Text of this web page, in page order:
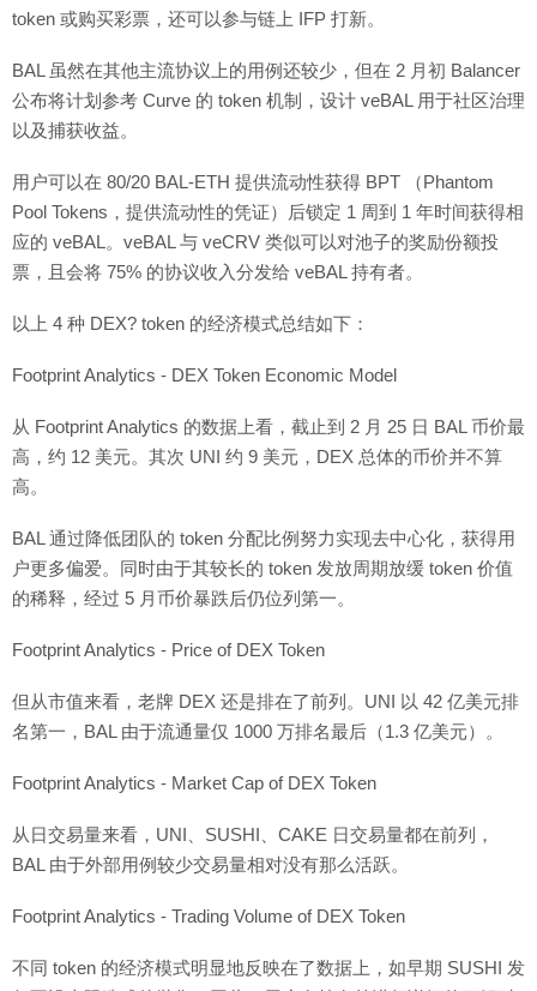
token 或购买彩票，还可以参与链上 IFP 打新。
BAL 虽然在其他主流协议上的用例还较少，但在 2 月初 Balancer
公布将计划参考 Curve 的 token 机制，设计 veBAL 用于社区治理
以及捕获收益。
用户可以在 80/20 BAL-ETH 提供流动性获得 BPT （Phantom
Pool Tokens，提供流动性的凭证）后锁定 1 周到 1 年时间获得相
应的 veBAL。veBAL 与 veCRV 类似可以对池子的奖励份额投
票，且会将 75% 的协议收入分发给 veBAL 持有者。
以上 4 种 DEX? token 的经济模式总结如下：
Footprint Analytics - DEX Token Economic Model
从 Footprint Analytics 的数据上看，截止到 2 月 25 日 BAL 币价最
高，约 12 美元。其次 UNI 约 9 美元，DEX 总体的币价并不算
高。
BAL 通过降低团队的 token 分配比例努力实现去中心化，获得用
户更多偏爱。同时由于其较长的 token 发放周期放缓 token 价值
的稀释，经过 5 月币价暴跌后仍位列第一。
Footprint Analytics - Price of DEX Token
但从市值来看，老牌 DEX 还是排在了前列。UNI 以 42 亿美元排
名第一，BAL 由于流通量仅 1000 万排名最后（1.3 亿美元）。
Footprint Analytics - Market Cap of DEX Token
从日交易量来看，UNI、SUSHI、CAKE 日交易量都在前列，
BAL 由于外部用例较少交易量相对没有那么活跃。
Footprint Analytics - Trading Volume of DEX Token
不同 token 的经济模式明显地反映在了数据上，如早期 SUSHI 发